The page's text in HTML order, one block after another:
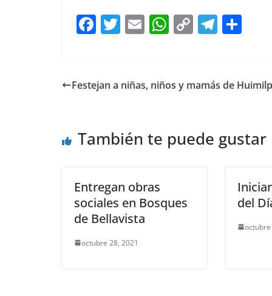
F
e
o
T
er
E
l
W
s
p
C
y
k
T
gr e
Festejan a niñas, niños y mamás de
También te puede gustar
Entregan obras
sociales en Bosques
de Bellavista
octubre 28, 2021
del
octubre